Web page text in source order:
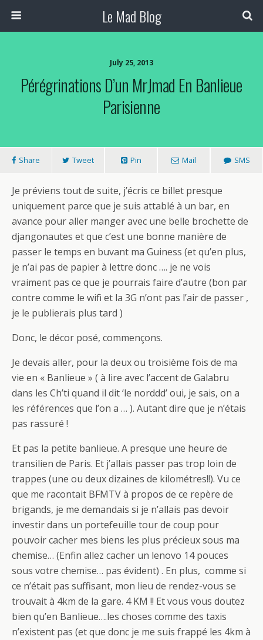
Le Mad Blog
July 25, 2013
Pérégrinations D’un MrJmad En Banlieue
Parisienne
Share Tweet Pin Mail SMS
Je préviens tout de suite, j’écris ce billet presque
uniquement parce que je suis attablé à un bar, en
avance pour aller manger avec une belle brochette de
djangonautes et que c’est une bonne manière de
passer le temps en buvant ma Guiness (et qu’en plus,
je n’ai pas de papier à lettre donc …. je ne vois
vraiment pas ce que je pourrais faire d’autre (bon par
contre comme le wifi et la 3G n’ont pas l’air de passer ,
je le publierais plus tard )
Donc, le décor posé, commençons.
Je devais aller, pour la deux ou troisième fois de ma
vie en « Banlieue » ( à lire avec l’accent de Galabru
dans les Ch’ti quand il dit ‘le norddd’ oui, je sais, on a
les références que l’on a … ). Autant dire que je n’étais
pas rassuré !
Et pas la petite banlieue. A presque une heure de
transilien de Paris. Et j’allais passer pas trop loin de
trappes (une ou deux dizaines de kilométres!!). Vu ce
que me racontait BFMTV à propos de ce repère de
brigands, je me demandais si je n’allais pas devoir
investir dans un portefeuille tour de coup pour
pouvoir cacher mes biens les plus précieux sous ma
chemise… (Enfin allez cacher un lenovo 14 pouces
sous votre chemise… pas évident) . En plus, comme si
ce n’était pas suffisant, mon lieu de rendez-vous se
trouvait à 4km de la gare. 4 KM !! Et vous vous doutez
bien qu’en Banlieue….les choses comme des taxis
n’existent pas (et que donc je me suis frappé les 4km à